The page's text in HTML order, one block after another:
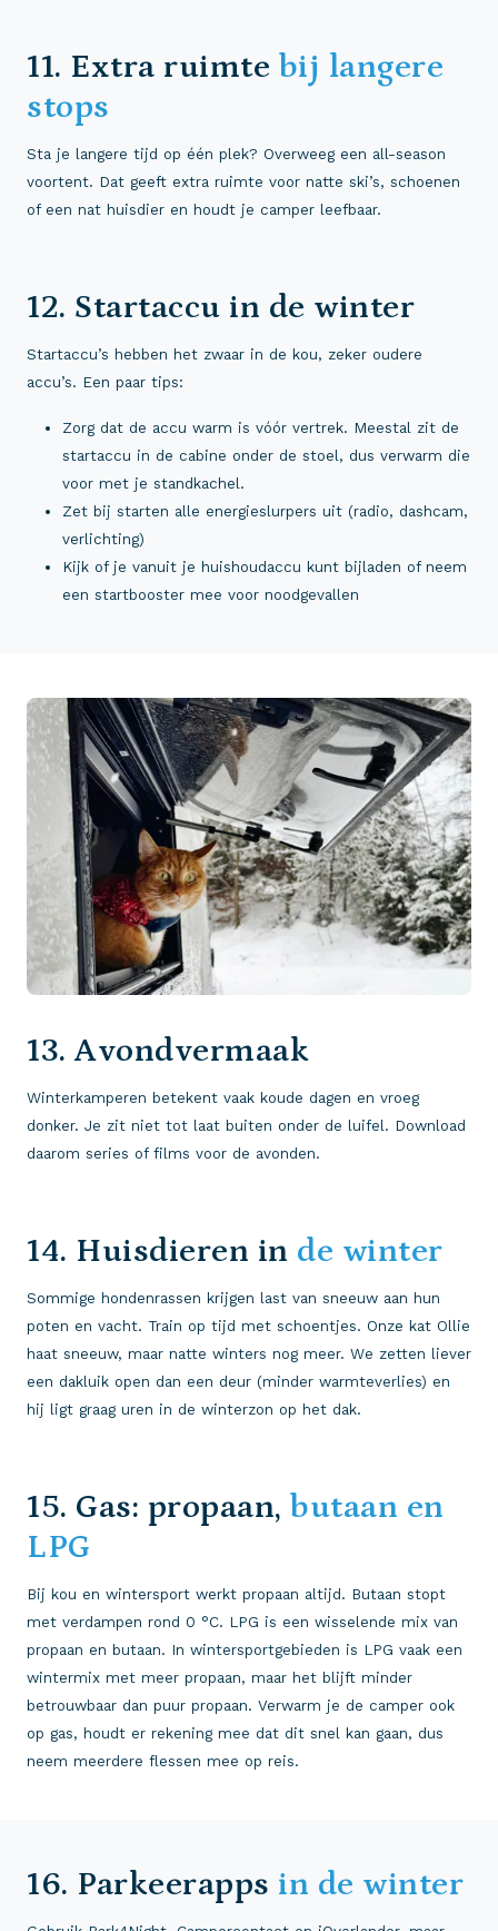
11. Extra ruimte bij langere
stops
Sta je langere tijd op één plek? Overweeg een all-season
voortent. Dat geeft extra ruimte voor natte ski’s, schoenen
of een nat huisdier en houdt je camper leefbaar.
12. Startaccu in de winter
Startaccu’s hebben het zwaar in de kou, zeker oudere
accu’s. Een paar tips:
Zorg dat de accu warm is vóór vertrek. Meestal zit de
startaccu in de cabine onder de stoel, dus verwarm die
voor met je standkachel.
Zet bij starten alle energieslurpers uit (radio, dashcam,
verlichting)
Kijk of je vanuit je huishoudaccu kunt bijladen of neem
een startbooster mee voor noodgevallen
13. Avondvermaak
Winterkamperen betekent vaak koude dagen en vroeg
donker. Je zit niet tot laat buiten onder de luifel. Download
daarom series of films voor de avonden.
14. Huisdieren in de winter
Sommige hondenrassen krijgen last van sneeuw aan hun
poten en vacht. Train op tijd met schoentjes. Onze kat Ollie
haat sneeuw, maar natte winters nog meer. We zetten liever
een dakluik open dan een deur (minder warmteverlies) en
hij ligt graag uren in de winterzon op het dak.
15. Gas: propaan, butaan en
LPG
Bij kou en wintersport werkt propaan altijd. Butaan stopt
met verdampen rond 0 °C. LPG is een wisselende mix van
propaan en butaan. In wintersportgebieden is LPG vaak een
wintermix met meer propaan, maar het blijft minder
betrouwbaar dan puur propaan. Verwarm je de camper ook
op gas, houdt er rekening mee dat dit snel kan gaan, dus
neem meerdere flessen mee op reis.
16. Parkeerapps in de winter